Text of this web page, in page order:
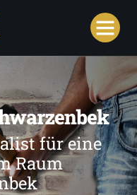
für eine
Raum